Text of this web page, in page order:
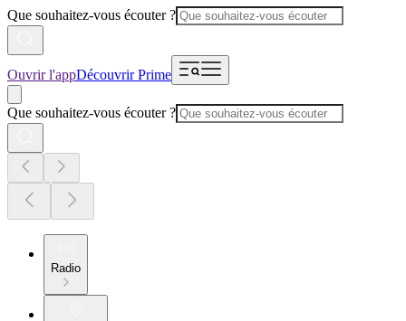
Que souhaitez-vous écouter ?
Ouvrir l'appDécouvrir Prime
Que souhaitez-vous écouter ?
Radio